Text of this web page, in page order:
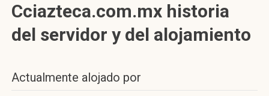
Cciazteca.com.mx historia
del servidor y del alojamiento
Actualmente alojado por